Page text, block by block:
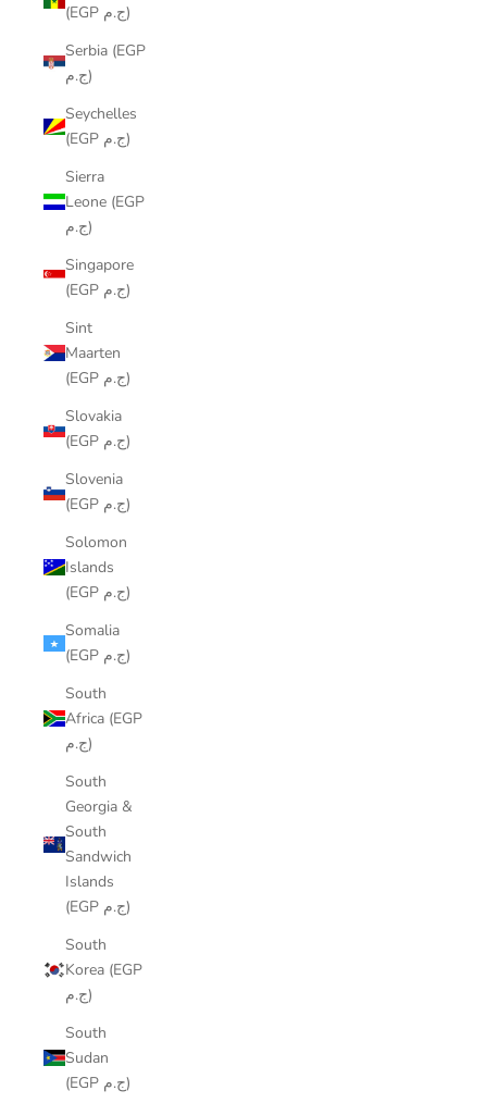
(EGP ج.م)
Serbia (EGP
ج.م)
Seychelles
(EGP ج.م)
Sierra
Leone (EGP
ج.م)
Singapore
(EGP ج.م)
Sint
Maarten
(EGP ج.م)
Slovakia
(EGP ج.م)
Slovenia
(EGP ج.م)
Solomon
Islands
(EGP ج.م)
Somalia
(EGP ج.م)
South
Africa (EGP
ج.م)
South
Georgia &
South
Sandwich
Islands
(EGP ج.م)
South
Korea (EGP
ج.م)
South
Sudan
(EGP ج.م)